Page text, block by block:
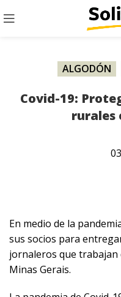
ALGODÓN
Covid-19:
rurales
03
En medio de la
sus socios para
jornaleros que trabajan
Minas Gerais.